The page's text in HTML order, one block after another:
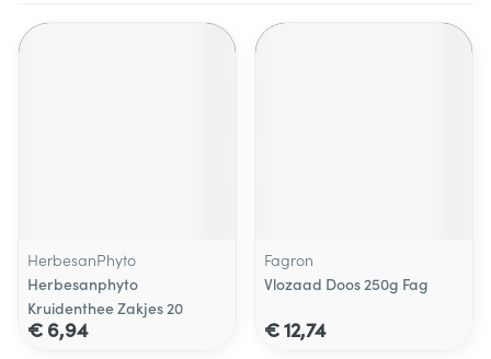
HerbesanPhyto
Herbesanphyto
Kruidenthee Zakjes 20
€ 6,94
Fagron
Vlozaad Doos 250g Fag
€ 12,74